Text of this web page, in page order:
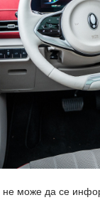
не може да се